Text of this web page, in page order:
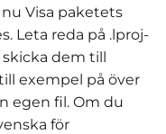
nu Visa paketets
Leta reda på .lproj-
dem till
exempel på över
egen fil. Om du
för